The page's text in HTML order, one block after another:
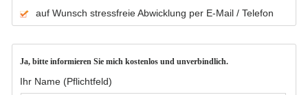
auf Wunsch stressfreie Abwicklung per E-Mail / Telefon
Ja, bitte informieren Sie mich kostenlos und unverbindlich.
Ihr Name (Pflichtfeld)